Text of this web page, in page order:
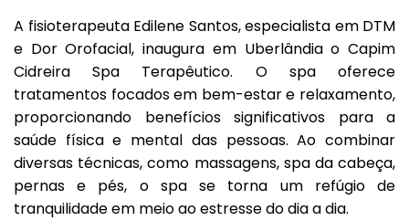
A fisioterapeuta Edilene Santos, especialista em DTM
e Dor Orofacial, inaugura em Uberlândia o Capim
Cidreira Spa Terapêutico. O spa oferece
tratamentos focados em bem-estar e relaxamento,
proporcionando benefícios significativos para a
saúde física e mental das pessoas. Ao combinar
diversas técnicas, como massagens, spa da cabeça,
pernas e pés, o spa se torna um refúgio de
tranquilidade em meio ao estresse do dia a dia.